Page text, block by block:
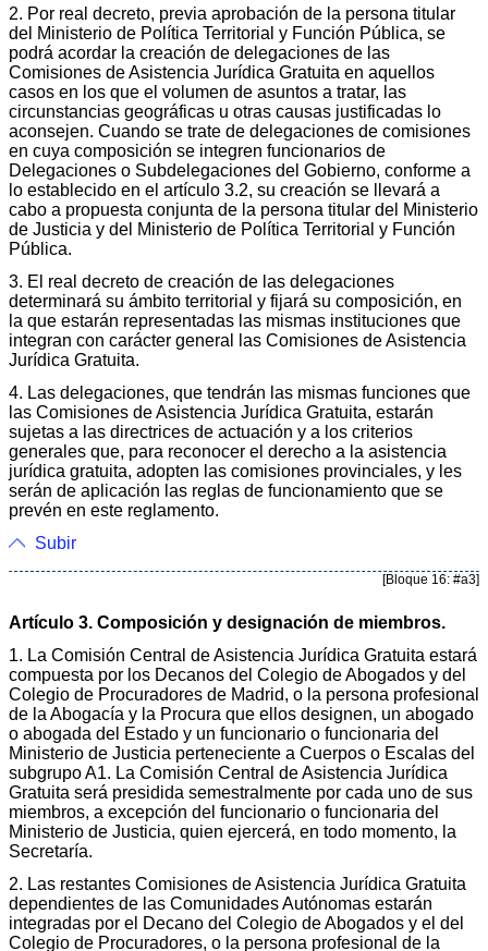
2. Por real decreto, previa aprobación de la persona titular
del Ministerio de Política Territorial y Función Pública, se
podrá acordar la creación de delegaciones de las
Comisiones de Asistencia Jurídica Gratuita en aquellos
casos en los que el volumen de asuntos a tratar, las
circunstancias geográficas u otras causas justificadas lo
aconsejen. Cuando se trate de delegaciones de comisiones
en cuya composición se integren funcionarios de
Delegaciones o Subdelegaciones del Gobierno, conforme a
lo establecido en el artículo 3.2, su creación se llevará a
cabo a propuesta conjunta de la persona titular del Ministerio
de Justicia y del Ministerio de Política Territorial y Función
Pública.
3. El real decreto de creación de las delegaciones
determinará su ámbito territorial y fijará su composición, en
la que estarán representadas las mismas instituciones que
integran con carácter general las Comisiones de Asistencia
Jurídica Gratuita.
4. Las delegaciones, que tendrán las mismas funciones que
las Comisiones de Asistencia Jurídica Gratuita, estarán
sujetas a las directrices de actuación y a los criterios
generales que, para reconocer el derecho a la asistencia
jurídica gratuita, adopten las comisiones provinciales, y les
serán de aplicación las reglas de funcionamiento que se
prevén en este reglamento.
Subir
[Bloque 16: #a3]
Artículo 3. Composición y designación de miembros.
1. La Comisión Central de Asistencia Jurídica Gratuita estará
compuesta por los Decanos del Colegio de Abogados y del
Colegio de Procuradores de Madrid, o la persona profesional
de la Abogacía y la Procura que ellos designen, un abogado
o abogada del Estado y un funcionario o funcionaria del
Ministerio de Justicia perteneciente a Cuerpos o Escalas del
subgrupo A1. La Comisión Central de Asistencia Jurídica
Gratuita será presidida semestralmente por cada uno de sus
miembros, a excepción del funcionario o funcionaria del
Ministerio de Justicia, quien ejercerá, en todo momento, la
Secretaría.
2. Las restantes Comisiones de Asistencia Jurídica Gratuita
dependientes de las Comunidades Autónomas estarán
integradas por el Decano del Colegio de Abogados y el del
Colegio de Procuradores, o la persona profesional de la